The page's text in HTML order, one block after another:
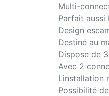
Multi-
Parfait aussi
Design
Destiné au
Dispose de
Avec 2
Linstallation
Possibilité